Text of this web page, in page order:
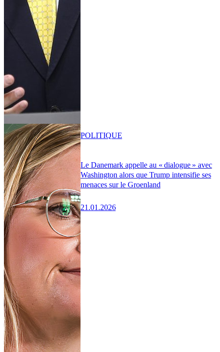
Le Danemark appelle au « dialogue » avec
Washington alors que Trump intensifie ses
menaces sur le Groenland
21.01.2026
POLITIQUE